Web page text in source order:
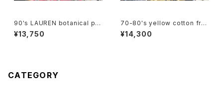
90's LAUREN botanical pri
nted linen open collar Shir
t
¥13,750
70-80's yellow cotton fre
nch sleeve blouse Dress
¥14,300
CATEGORY